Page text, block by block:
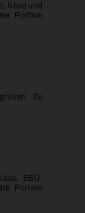
Käse und
Portion
Zu
BBQ-
Portion